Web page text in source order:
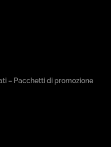
– Pacchetti di promozione